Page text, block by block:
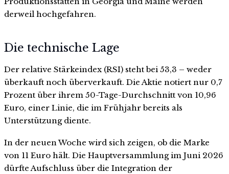
derweil hochgefahren.
Die technische Lage
Der relative Stärkeindex (RSI) steht bei 53,3 – weder
überkauft noch überverkauft. Die Aktie notiert nur 0,7
Prozent über ihrem 50-Tage-Durchschnitt von 10,96
Euro, einer Linie, die im Frühjahr bereits als
Unterstützung diente.
In der neuen Woche wird sich zeigen, ob die Marke
von 11 Euro hält. Die Hauptversammlung im Juni 2026
dürfte Aufschluss über die Integration der